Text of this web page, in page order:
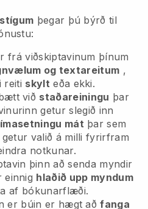
þegar þú býrð til
frá viðskiptavinum þínum
og textareitum ,
reiti skylt eða ekki.
við staðareiningu þar
getur slegið inn
mát þar sem
valið á milli fyrirfram
notkunar.
þinn að senda myndir
einnig hlaðið upp myndum
af bókunarflæði.
er búin er hægt aðfanga